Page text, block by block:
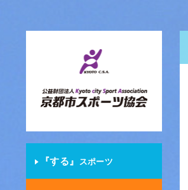
『する』 スポーツ